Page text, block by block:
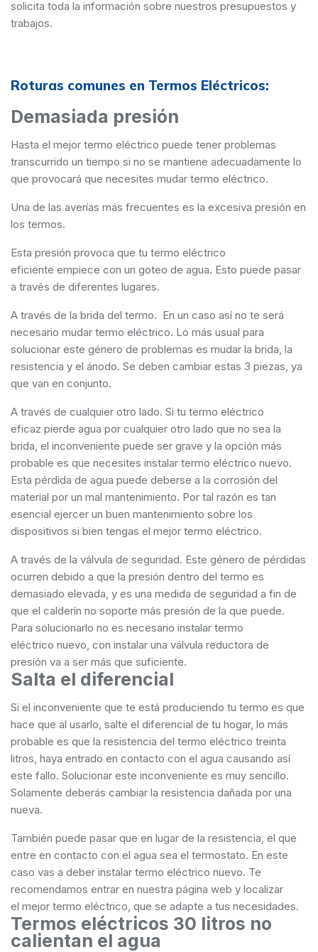
solicita toda la información sobre nuestros presupuestos y
trabajos.
Roturas comunes en Termos Eléctricos:
Demasiada presión
Hasta el mejor termo eléctrico puede tener problemas
transcurrido un tiempo si no se mantiene adecuadamente lo
que provocará que necesites mudar termo eléctrico.
Una de las averías más frecuentes es la excesiva presión en
los termos.
Esta presión provoca que tu termo eléctrico
eficiente empiece con un goteo de agua. Esto puede pasar
a través de diferentes lugares.
A través de la brida del termo. En un caso así no te será
necesario mudar termo eléctrico. Lo más usual para
solucionar este género de problemas es mudar la brida, la
resistencia y el ánodo. Se deben cambiar estas 3 piezas, ya
que van en conjunto.
A través de cualquier otro lado. Si tu termo eléctrico
eficaz pierde agua por cualquier otro lado que no sea la
brida, el inconveniente puede ser grave y la opción más
probable es que necesites instalar termo eléctrico nuevo.
Esta pérdida de agua puede deberse a la corrosión del
material por un mal mantenimiento. Por tal razón es tan
esencial ejercer un buen mantenimiento sobre los
dispositivos si bien tengas el mejor termo eléctrico.
A través de la válvula de seguridad. Este género de pérdidas
ocurren debido a que la presión dentro del termo es
demasiado elevada, y es una medida de seguridad a fin de
que el calderín no soporte más presión de la que puede.
Para solucionarlo no es necesario instalar termo
eléctrico nuevo, con instalar una válvula reductora de
presión va a ser más que suficiente.
Salta el diferencial
Si el inconveniente que te está produciendo tu termo es que
hace que al usarlo, salte el diferencial de tu hogar, lo más
probable es que la resistencia del termo eléctrico treinta
litros, haya entrado en contacto con el agua causando así
este fallo. Solucionar este inconveniente es muy sencillo.
Solamente deberás cambiar la resistencia dañada por una
nueva.
También puede pasar que en lugar de la resistencia, el que
entre en contacto con el agua sea el termostato. En este
caso vas a deber instalar termo eléctrico nuevo. Te
recomendamos entrar en nuestra página web y localizar
el mejor termo eléctrico, que se adapte a tus necesidades.
Termos eléctricos 30 litros no
calientan el agua